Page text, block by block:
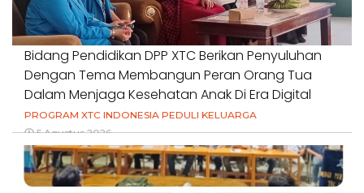
Bidang Pendidikan DPP XTC Berikan Penyuluhan
Dengan Tema Membangun Peran Orang Tua
Dalam Menjaga Kesehatan Anak Di Era Digital
PROGRAM XTC INDONESIA PEDULI KELUARGA
5 Agustus 2026